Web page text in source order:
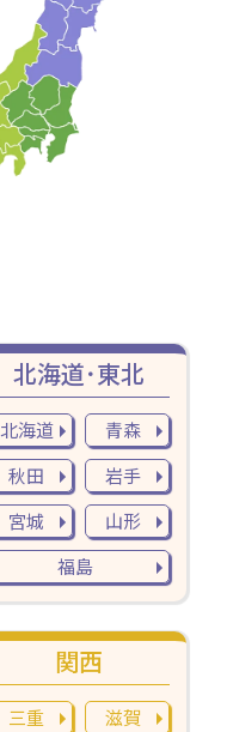
関西
三重
滋賀
北海道･東北
北海道
青森
秋田
岩手
宮城
山形
福島